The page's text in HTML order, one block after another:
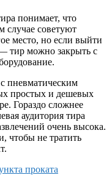
понимает, что
случае советуют
место, но если выйти
тир можно закрыть с
пневматическим
простых и дешевых
Гораздо сложнее
аудитория тира
очень высока.
чтобы не тратить
проката